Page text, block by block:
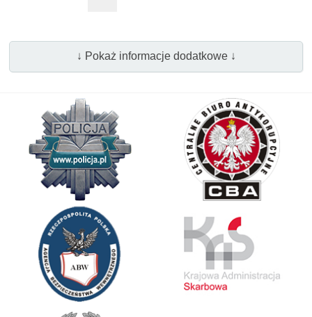
↓ Pokaż informacje dodatkowe ↓